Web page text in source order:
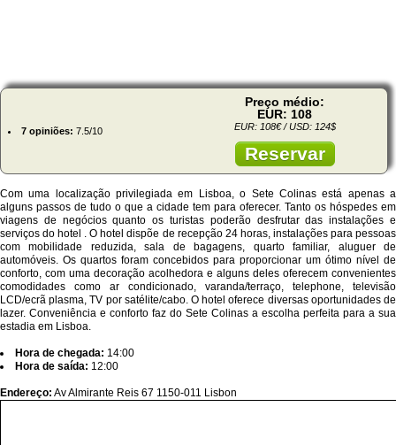
7 opiniões: 7.5/10
Preço médio:
EUR: 108
EUR: 108€ / USD: 124$
Reservar
Com uma localização privilegiada em Lisboa, o Sete Colinas está apenas a
alguns passos de tudo o que a cidade tem para oferecer. Tanto os hóspedes em
viagens de negócios quanto os turistas poderão desfrutar das instalações e
serviços do hotel . O hotel dispõe de recepção 24 horas, instalações para pessoas
com mobilidade reduzida, sala de bagagens, quarto familiar, aluguer de
automóveis. Os quartos foram concebidos para proporcionar um ótimo nível de
conforto, com uma decoração acolhedora e alguns deles oferecem convenientes
comodidades como ar condicionado, varanda/terraço, telephone, televisão
LCD/ecrã plasma, TV por satélite/cabo. O hotel oferece diversas oportunidades de
lazer. Conveniência e conforto faz do Sete Colinas a escolha perfeita para a sua
estadia em Lisboa.
Hora de chegada: 14:00
Hora de saída: 12:00
Endereço: Av Almirante Reis 67 1150-011 Lisbon